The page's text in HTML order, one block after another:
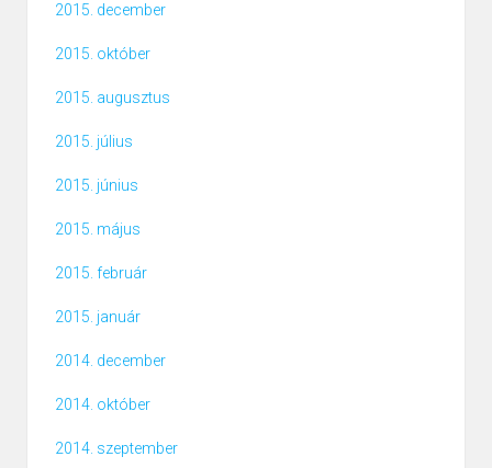
2015. december
2015. október
2015. augusztus
2015. július
2015. június
2015. május
2015. február
2015. január
2014. december
2014. október
2014. szeptember